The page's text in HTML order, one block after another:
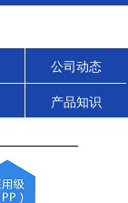
公司动态
产品知识